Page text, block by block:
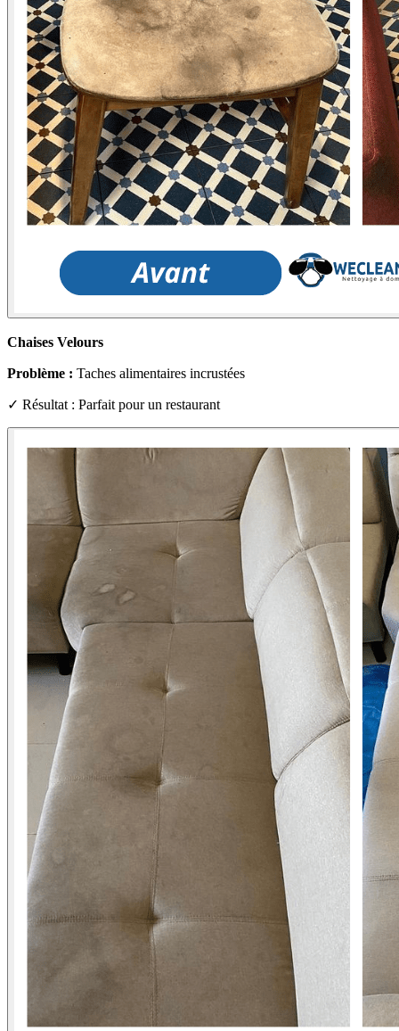
Chaises Velours
Problème : Taches alimentaires incrustées
✓ Résultat : Parfait pour un restaurant